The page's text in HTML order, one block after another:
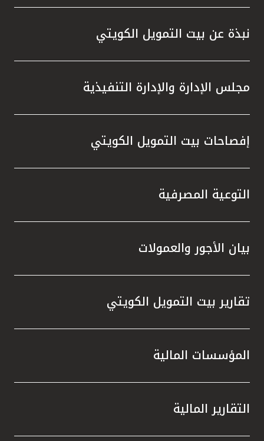
نبذة عن بيت التمويل الكويتي
مجلس الإدارة والإدارة التنفيذية
إفصاحات بيت التمويل الكويتي
التوعية المصرفية
بيان الأجور والعمولات
تقارير بيت التمويل الكويتي
المؤسسات المالية
التقارير المالية